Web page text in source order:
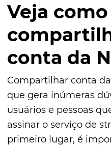
Veja como
conta da
Compartilhar conta
que gera inúmeras
usuários e pessoas
assinar o serviço de
primeiro lugar, é